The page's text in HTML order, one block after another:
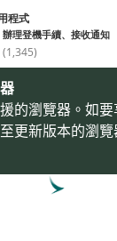
的瀏覽器。如
更新版本的瀏